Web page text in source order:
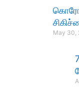
May 30,